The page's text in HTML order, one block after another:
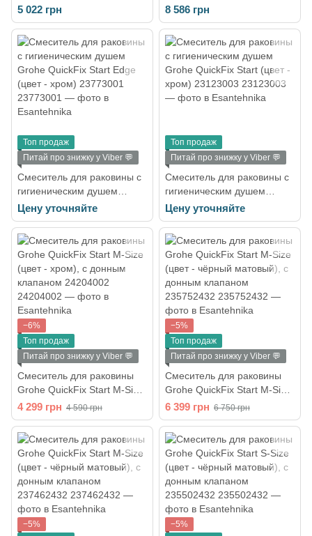
(1016990000)
5 022 грн
Cubeo (1017290000)
8 586 грн
Топ продаж
Питай про знижку у Viber 💬
Смеситель для раковины с
гигиеническим душем
Grohe QuickFix Start Edge
(цвет - хром) 23773001
Цену уточняйте
Топ продаж
Питай про знижку у Viber 💬
Смеситель для раковины с
гигиеническим душем
Grohe QuickFix Start (цвет -
хром) 23123003
Цену уточняйте
−6%
Топ продаж
Питай про знижку у Viber 💬
Смеситель для раковины
Grohe QuickFix Start M-Size
(цвет - хром), с донным
клапаном 24204002
4 299 грн 4 590 грн
−5%
Топ продаж
Питай про знижку у Viber 💬
Смеситель для раковины
Grohe QuickFix Start M-Size
(цвет - чёрный матовый), с
донным клапаном
235752432
6 399 грн 6 750 грн
−5%
−5%